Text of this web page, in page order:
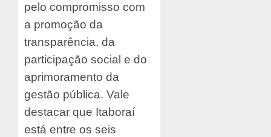
pelo compromisso com
a promoção da
transparência, da
participação social e do
aprimoramento da
gestão pública. Vale
destacar que Itaboraí
está entre os seis